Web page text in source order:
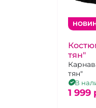
тян"
тян"
В
1 999